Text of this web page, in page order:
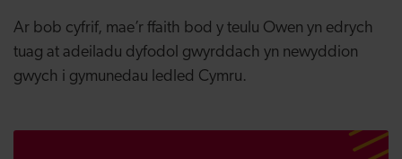
Ar bob cyfrif, mae’r ffaith bod y teulu Owen yn edrych
tuag at adeiladu dyfodol gwyrddach yn newyddion
gwych i gymunedau ledled Cymru.